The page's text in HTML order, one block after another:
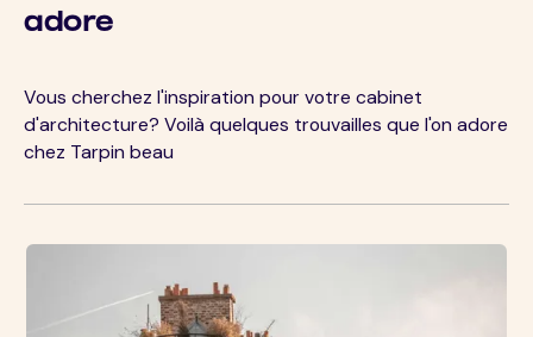
adore
Vous cherchez l'inspiration pour votre cabinet
d'architecture? Voilà quelques trouvailles que l'on adore
chez Tarpin beau